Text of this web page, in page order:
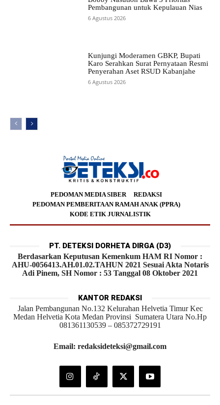
Pembangunan untuk Kepulauan Nias
6 Agustus 2026
Kunjungi Moderamen GBKP, Bupati
Karo Serahkan Surat Pernyataan Resmi
Penyerahan Aset RSUD Kabanjahe
6 Agustus 2026
PEDOMAN MEDIA SIBER
REDAKSI
PEDOMAN PEMBERITAAN RAMAH ANAK (PPRA)
KODE ETIK JURNALISTIK
PT. DETEKSI DORHETA DIRGA (D3)
Berdasarkan Keputusan Kemenkum HAM RI Nomor :
AHU-0056413.AH.01.02.TAHUN 2021 Sesuai Akta Notaris
Adi Pinem, SH Nomor : 53 Tanggal 08 Oktober 2021
KANTOR REDAKSI
Jalan Pembangunan No.132 Kelurahan Helvetia Timur Kec
Medan Helvetia Kota Medan Provinsi Sumatera Utara No.Hp
081361130539 – 085372729191
Email: redaksideteksi@gmail.com